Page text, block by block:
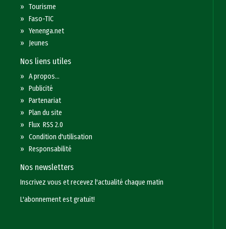
»Tourisme
»Faso-TIC
»Yenenga.net
» Jeunes
Nos liens utiles
»A propos...
»Publicité
»Partenariat
»Plan du site
»Flux RSS 2.0
»Condition d'utilisation
»Responsabilité
Nos newsletters
Inscrivez vous et recevez l'actualité chaque matin
L'abonnement est gratuit!